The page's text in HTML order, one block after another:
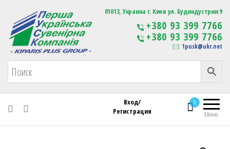
Первая Украинская Сувенирная Компания Изготовление
сувенирной продукции
с логотипом
01013, Украина г. Киев ул. Будиндустрии 9
+380 93 399 7766
+380 93 399 7766
1pusk@ukr.net
Меню
0
Вход/
Регистрация